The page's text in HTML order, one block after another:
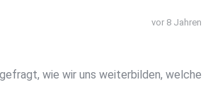
vor 8 Jahren
wie wir uns weiterbilden, welche